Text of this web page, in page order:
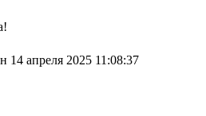
14 апреля 2025 11:08:37